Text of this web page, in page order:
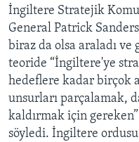
İngiltere Stratejik
General Patrick
biraz da olsa araladı
teoride “İngiltere'ye
hedeflere kadar birçok
unsurları parçalamak,
kaldırmak için
söyledi. İngiltere